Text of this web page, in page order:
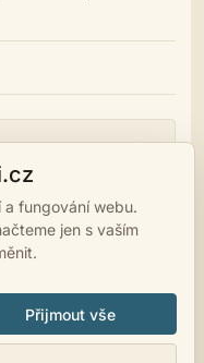
NÁSLEDUJÍCÍ DÍLO →
fungování webu.
jen s vaším
Přijmout vše